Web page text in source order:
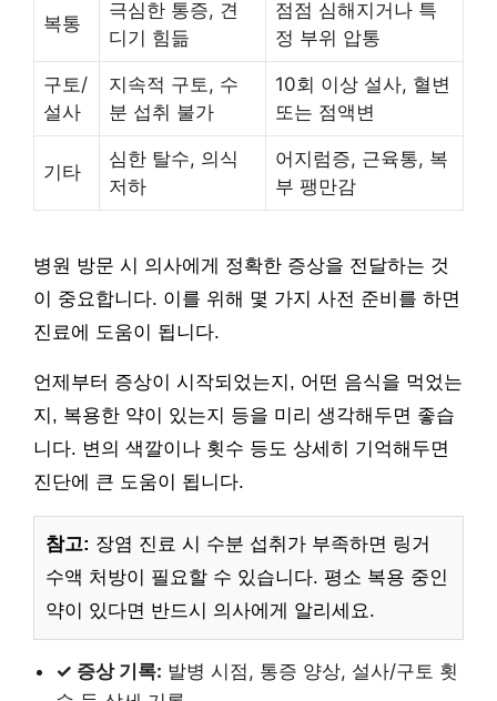
복통
극심한 통증, 견
디기 힘듦
점점 심해지거나 특
정 부위 압통
구토/
설사
지속적 구토, 수
분 섭취 불가
10회 이상 설사, 혈변
또는 점액변
기타
심한 탈수, 의식
저하
어지럼증, 근육통, 복
부 팽만감
병원 방문 시 의사에게 정확한 증상을 전달하는 것
이 중요합니다. 이를 위해 몇 가지 사전 준비를 하면
진료에 도움이 됩니다.
언제부터 증상이 시작되었는지, 어떤 음식을 먹었는
지, 복용한 약이 있는지 등을 미리 생각해두면 좋습
니다. 변의 색깔이나 횟수 등도 상세히 기억해두면
진단에 큰 도움이 됩니다.
참고: 장염 진료 시 수분 섭취가 부족하면 링거
수액 처방이 필요할 수 있습니다. 평소 복용 중인
약이 있다면 반드시 의사에게 알리세요.
✓ 증상 기록: 발병 시점, 통증 양상, 설사/구토 횟